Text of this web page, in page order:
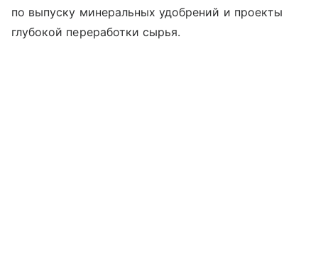
по выпуску минеральных удобрений и проекты
глубокой переработки сырья.